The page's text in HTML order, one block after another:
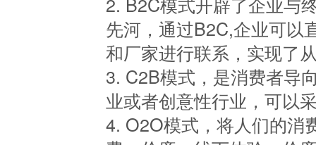
先河，通过B2C,企业可以
和厂家进行联系，实现了
3. C2B模式，是消费者导
业或者创意性行业，可以
4. O2O模式，将人们的消